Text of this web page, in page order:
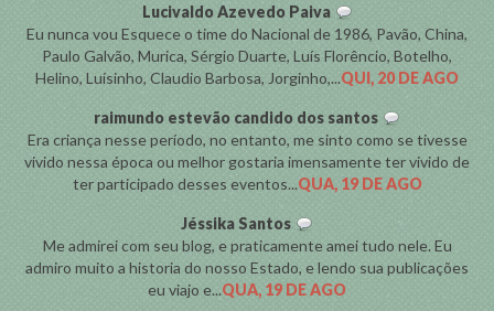
Lucivaldo Azevedo Paiva
Eu nunca vou Esquece o time do Nacional de 1986, Pavão, China,
Paulo Galvão, Murica, Sérgio Duarte, Luís Florêncio, Botelho,
Helino, Luísinho, Claudio Barbosa, Jorginho,...QUI, 20 DE AGO
raimundo estevão candido dos santos
Era criança nesse período, no entanto, me sinto como se tivesse
vivido nessa época ou melhor gostaria imensamente ter vivido de
ter participado desses eventos...QUA, 19 DE AGO
Jéssika Santos
Me admirei com seu blog, e praticamente amei tudo nele. Eu
admiro muito a historia do nosso Estado, e lendo sua publicações
eu viajo e...QUA, 19 DE AGO